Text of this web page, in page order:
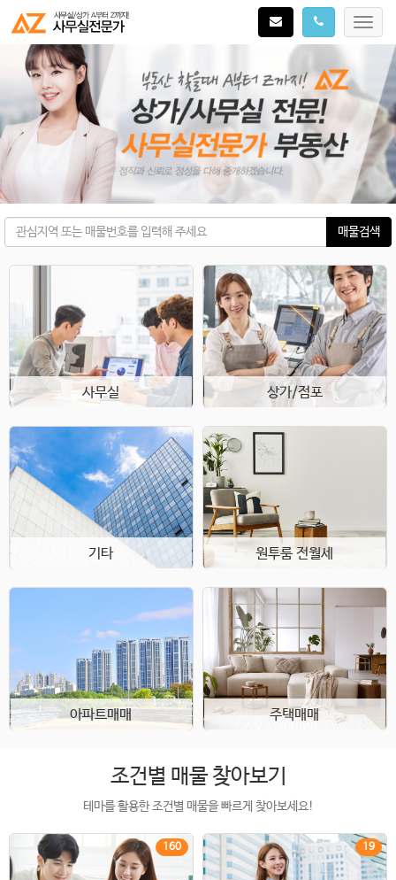
매물검색
사무실 상가/점포
기타 원투룸 전월세
아파트매매 주택매매
조건별 매물 찾아보기
테마를 활용한 조건별 매물을 빠르게 찾아보세요!
160 19